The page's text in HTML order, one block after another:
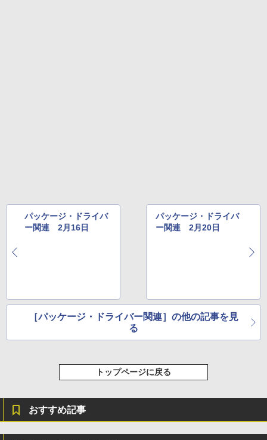
パッケージ・ドライバ
ー関連 2月16日
パッケージ・ドライバ
ー関連 2月20日
［パッケージ・ドライバー関連］の他の記事を見
る
トップページに戻る
おすすめ記事